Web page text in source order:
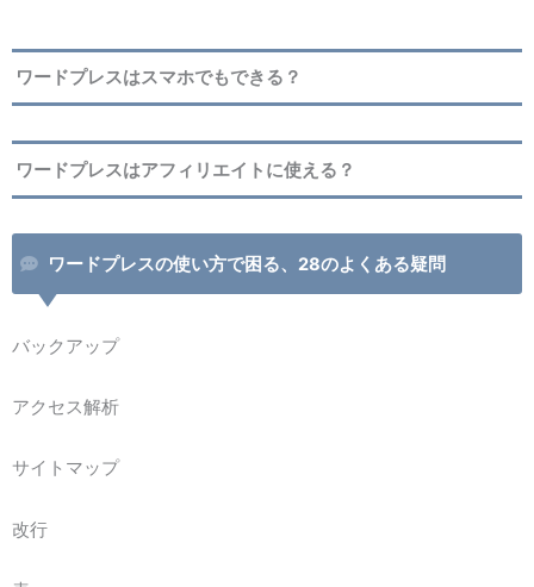
ワードプレスはスマホでもできる？
ワードプレスはアフィリエイトに使える？
ワードプレスの使い方で困る、28のよくある疑問
バックアップ
アクセス解析
サイトマップ
改行